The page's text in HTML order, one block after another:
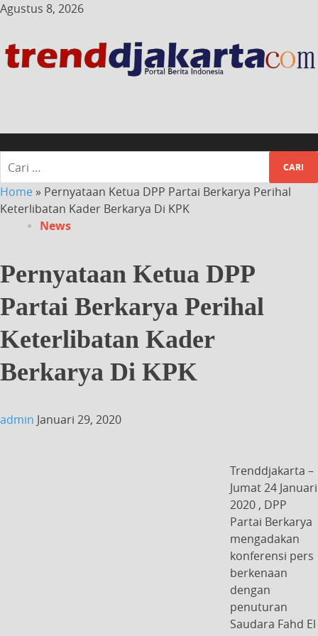
Agustus 8, 2026
Home » Pernyataan Ketua DPP Partai Berkarya Perihal
Keterlibatan Kader Berkarya Di KPK
News
Pernyataan Ketua DPP
Partai Berkarya Perihal
Keterlibatan Kader
Berkarya Di KPK
admin Januari 29, 2020
Trenddjakarta –
Jumat 24 Januari
2020 , DPP
Partai Berkarya
mengadakan
konferensi pers
berkenaan
dengan
penuturan
Saudara Fahd El